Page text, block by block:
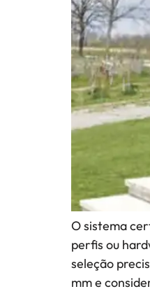
O sistema
perfis ou
seleção
mm e